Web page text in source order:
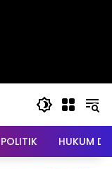
POLITIK HUKUM